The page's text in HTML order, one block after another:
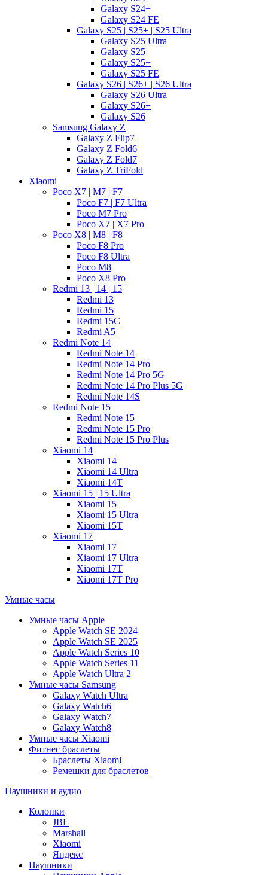
Galaxy S24+
Galaxy S24 FE
Galaxy S25 | S25+ | S25 Ultra
Galaxy S25 Ultra
Galaxy S25
Galaxy S25+
Galaxy S25 FE
Galaxy S26 | S26+ | S26 Ultra
Galaxy S26 Ultra
Galaxy S26+
Galaxy S26
Samsung Galaxy Z
Galaxy Z Flip7
Galaxy Z Fold6
Galaxy Z Fold7
Galaxy Z TriFold
Xiaomi
Poco X7 | M7 | F7
Poco F7 | F7 Ultra
Poco M7 Pro
Poco X7 | X7 Pro
Poco X8 | M8 | F8
Poco F8 Pro
Poco F8 Ultra
Poco M8
Poco X8 Pro
Redmi 13 | 14 | 15
Redmi 13
Redmi 15
Redmi 15C
Redmi A5
Redmi Note 14
Redmi Note 14
Redmi Note 14 Pro
Redmi Note 14 Pro 5G
Redmi Note 14 Pro Plus 5G
Redmi Note 14S
Redmi Note 15
Redmi Note 15
Redmi Note 15 Pro
Redmi Note 15 Pro Plus
Xiaomi 14
Xiaomi 14
Xiaomi 14 Ultra
Xiaomi 14T
Xiaomi 15 | 15 Ultra
Xiaomi 15
Xiaomi 15 Ultra
Xiaomi 15T
Xiaomi 17
Xiaomi 17
Xiaomi 17 Ultra
Xiaomi 17T
Xiaomi 17T Pro
Умные часы
Умные часы Apple
Apple Watch SE 2024
Apple Watch SE 2025
Apple Watch Series 10
Apple Watch Series 11
Apple Watch Ultra 2
Умные часы Samsung
Galaxy Watch Ultra
Galaxy Watch6
Galaxy Watch7
Galaxy Watch8
Умные часы Xiaomi
Фитнес браслеты
Браслеты Xiaomi
Ремешки для браслетов
Наушники и аудио
Колонки
JBL
Marshall
Xiaomi
Яндекс
Наушники